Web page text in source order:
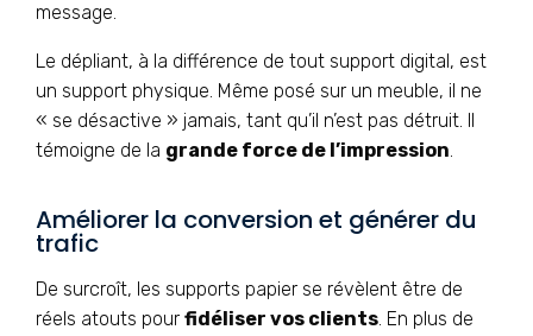
message.
Le dépliant, à la différence de tout support digital, est
un support physique. Même posé sur un meuble, il ne
« se désactive » jamais, tant qu’il n’est pas détruit. Il
témoigne de la grande force de l’impression.
Améliorer la conversion et générer du
trafic
De surcroît, les supports papier se révèlent être de
réels atouts pour fidéliser vos clients. En plus de